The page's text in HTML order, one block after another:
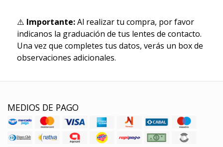
⚠️ Importante:Al realizar tu compra, por favor
indicanos la graduación de tus lentes de contacto.
Una vez que completes tus datos, verás un box de
observaciones adicionales.
MEDIOS DE PAGO